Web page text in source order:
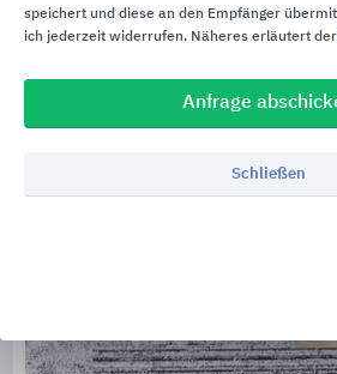
speichert und diese an den Empfänger
ich jederzeit widerrufen. Näheres erläutert der
Anfrage
Schließen